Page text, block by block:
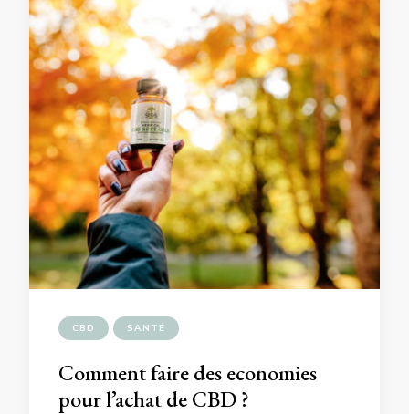
CBD SANTÉ
Comment faire des economies
pour l’achat de CBD ?